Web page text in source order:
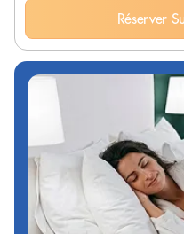
Réserver